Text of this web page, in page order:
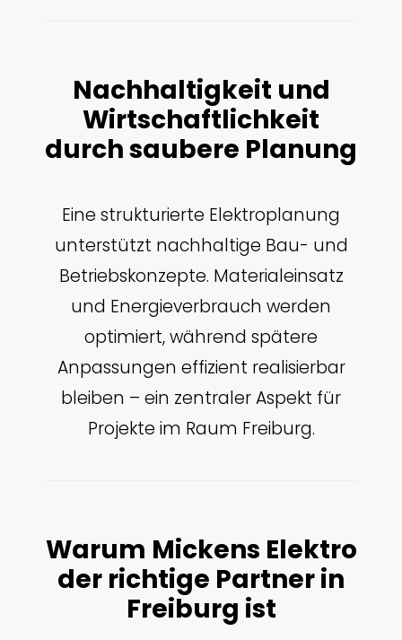
Nachhaltigkeit und
Wirtschaftlichkeit
durch saubere Planung
Eine strukturierte Elektroplanung
unterstützt nachhaltige Bau- und
Betriebskonzepte. Materialeinsatz
und Energieverbrauch werden
optimiert, während spätere
Anpassungen effizient realisierbar
bleiben – ein zentraler Aspekt für
Projekte im Raum Freiburg.
Warum Mickens Elektro
der richtige Partner in
Freiburg ist